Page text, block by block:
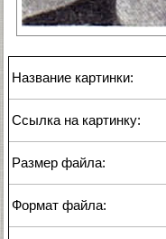
Название картинки:
Ссылка на картинку:
Размер файла:
Формат файла: